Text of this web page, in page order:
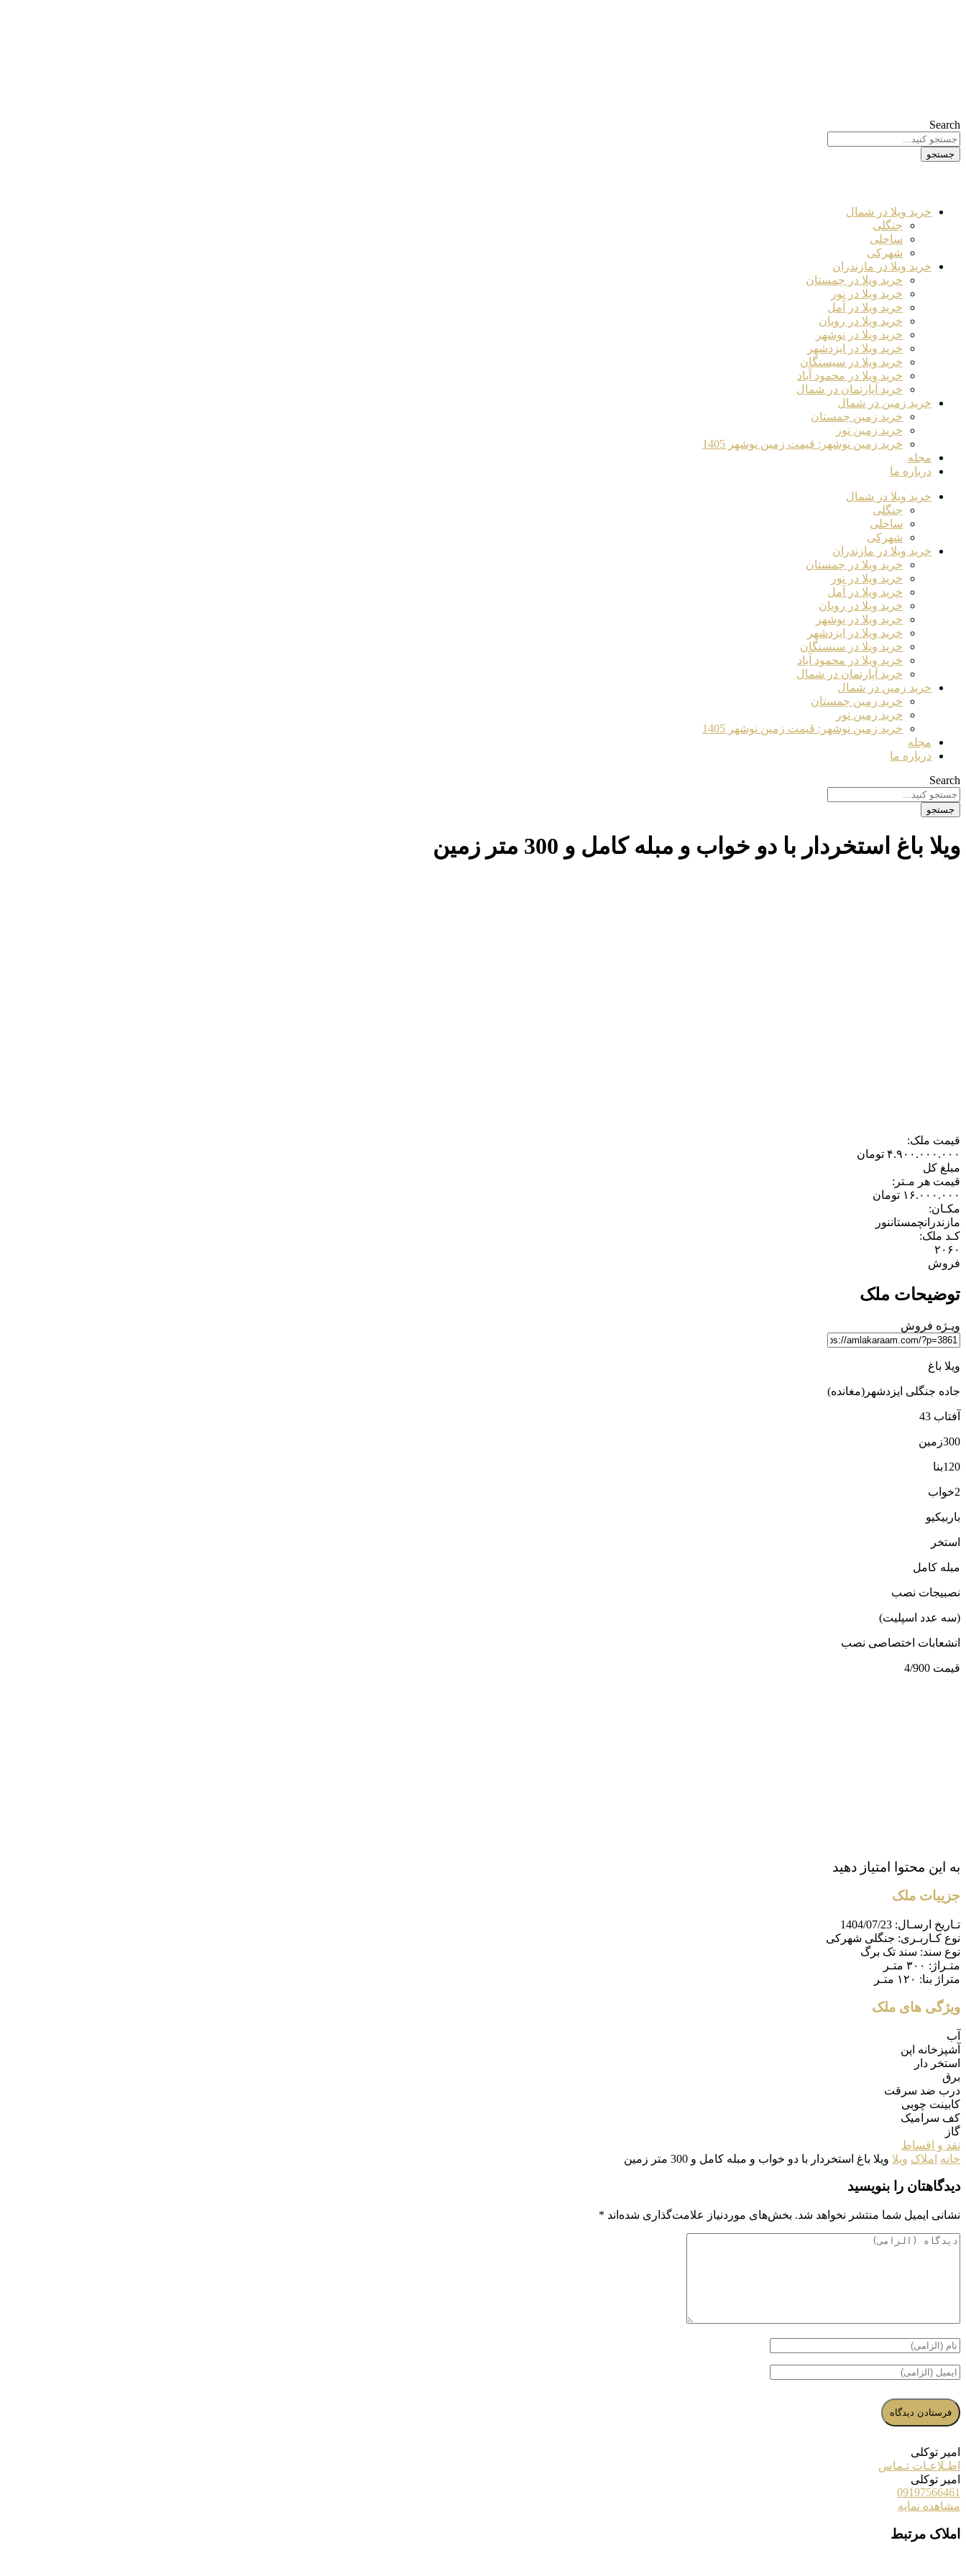
Search
جستجو
خرید ویلا در شمال
جنگلی
ساحلی
شهرکی
خرید ویلا در مازندران
خرید ویلا در چمستان
خرید ویلا در نور
خرید ویلا در آمل
خرید ویلا در رویان
خرید ویلا در نوشهر
خرید ویلا در ایزدشهر
خرید ویلا در سیسنگان
خرید ویلا در محمود آباد
خرید آپارتمان در شمال
خرید زمین در شمال
خرید زمین چمستان
خرید زمین نور
خرید زمین نوشهر: قیمت زمین نوشهر 1405
مجله
درباره ما
خرید ویلا در شمال
جنگلی
ساحلی
شهرکی
خرید ویلا در مازندران
خرید ویلا در چمستان
خرید ویلا در نور
خرید ویلا در آمل
خرید ویلا در رویان
خرید ویلا در نوشهر
خرید ویلا در ایزدشهر
خرید ویلا در سیسنگان
خرید ویلا در محمود آباد
خرید آپارتمان در شمال
خرید زمین در شمال
خرید زمین چمستان
خرید زمین نور
خرید زمین نوشهر: قیمت زمین نوشهر 1405
مجله
درباره ما
Search
جستجو
ویلا باغ استخردار با دو خواب و مبله کامل و 300 متر زمین
قیمت ملک:
۴.۹۰۰.۰۰۰.۰۰۰ تومان
مبلغ کل
قیمت هر مـتر:
۱۶.۰۰۰.۰۰۰ تومان
مکـان:
مازندرانچمستاننور
کـد ملک:
۲۰۶۰
فروش
توضیحات ملک
ویـژه فروش
ویلا باغ
جاده جنگلی ایزدشهر(مغانده)
آفتاب 43
300زمین
120بنا
2خواب
باربیکیو
استخر
مبله کامل
نصبیجات نصب
(سه عدد اسپلیت)
انشعابات اختصاصی نصب
قیمت 4/900
به این محتوا امتیاز دهید
جزییات ملک
تـاریخ ارسـال: 1404/07/23
نوع کـاربـری: جنگلی شهرکی
نوع سند: سند تک برگ
متـراژ: ۳۰۰ متـر
متراژ بنا: ۱۲۰ متـر
ویژگی های ملک
آب
آشپزخانه اپن
استخر دار
برق
درب ضد سرقت
کابینت چوبی
کف سرامیک
گاز
نقد و اقساط
خانه املاک ویلا ویلا باغ استخردار با دو خواب و مبله کامل و 300 متر زمین
دیدگاهتان را بنویسید
نشانی ایمیل شما منتشر نخواهد شد. بخش‌های موردنیاز علامت‌گذاری شده‌اند *
امیر توکلی
اطـلاعـات تـماس
امیر توکلی
09197566461
مشاهده نمایه
املاک مرتبط